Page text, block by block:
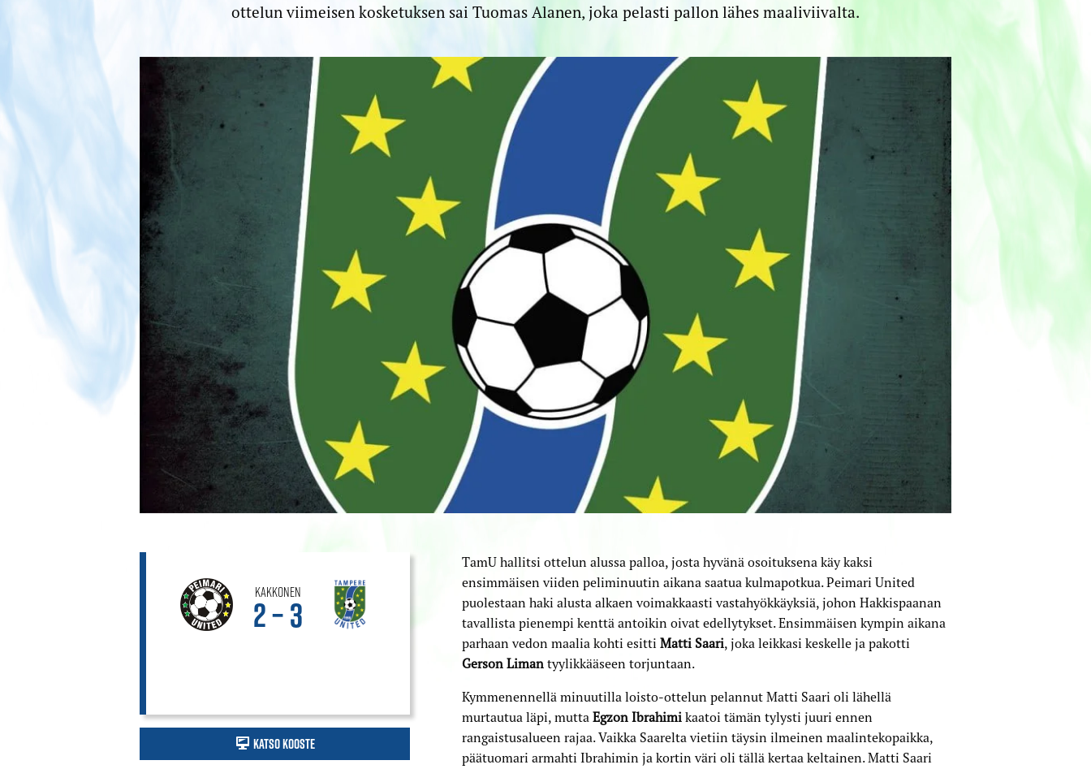
ottelun viimeisen kosketuksen sai Tuomas Alanen, joka pelasti pallon lähes maaliviivalta.
Kakkonen
2 – 3
Katso kooste
TamU hallitsi ottelun alussa palloa, josta hyvänä osoituksena käy kaksi
ensimmäisen viiden peliminuutin aikana saatua kulmapotkua. Peimari United
puolestaan haki alusta alkaen voimakkaasti vastahyökkäyksiä, johon Hakkispaanan
tavallista pienempi kenttä antoikin oivat edellytykset. Ensimmäisen kympin aikana
parhaan vedon maalia kohti esittiMatti Saari, joka leikkasi keskelle ja pakotti
Gerson Liman tyylikkääseen torjuntaan.
Kymmenennellä minuutilla loisto-ottelun pelannut Matti Saari oli lähellä
murtautua läpi, muttaEgzon Ibrahimi kaatoi tämän tylysti juuri ennen
rangaistusalueen rajaa. Vaikka Saarelta vietiin täysin ilmeinen maalintekopaikka,
päätuomari armahti Ibrahimin ja kortin väri oli tällä kertaa keltainen. Matti Saari